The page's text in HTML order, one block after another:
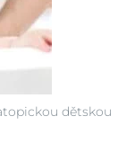
dětskou